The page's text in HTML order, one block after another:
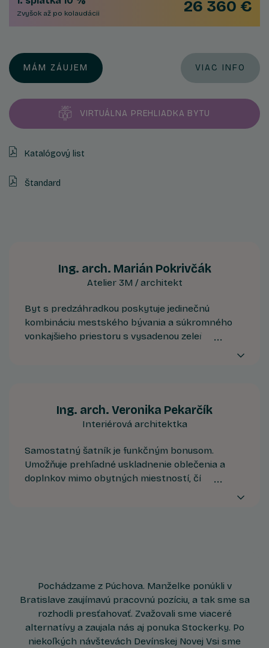
Zvyšok až po kolaudácii 26 360 €
MÁM ZÁUJEM VIAC INFO
VIRTUÁLNA PREHLIADKA BYTU
Katalógový list
Štandard
Ing. arch. Marián Pokrivčák
Atelier 3M / architekt
Byt s predzáhradkou poskytuje jedinečnú
kombináciu mestského bývania a súkromného
vonkajšieho priestoru s vysadenou zeleňou,
Ing. arch. Veronika Pekarčík
Interiérová architektka
Samostatný šatník je funkčným bonusom.
Umožňuje prehľadné uskladnenie oblečenia a
doplnkov mimo obytných miestností, čím
Pochádzame z Púchova. Manželke ponúkli v
Bratislave zaujímavú pracovnú pozíciu, a tak sme sa
rozhodli presťahovať. Zvažovali sme viaceré
alternatívy a zaujala nás aj ponuka Stockerky. Po
niekoľkých návštevách Devínskej Novej Vsi sme